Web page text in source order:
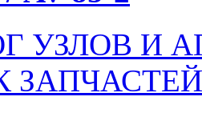
УЗЛОВ И
ЗАПЧАСТЕЙ